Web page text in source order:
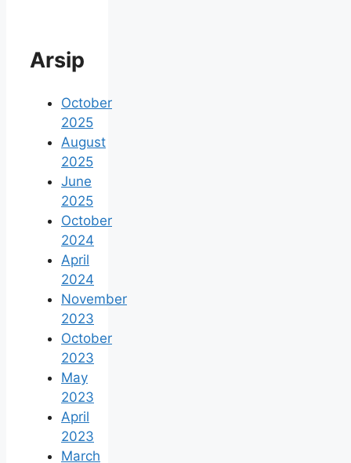
Arsip
October
2025
August
2025
June
2025
October
2024
April
2024
November
2023
October
2023
May
2023
April
2023
March